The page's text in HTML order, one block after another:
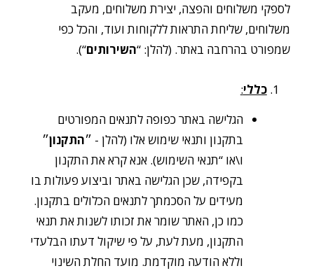
לספקי משלוחים והפצה, יצירת משלוחים, מעקב
משלוחים, שליחת התראות ללקוחות ועוד, והכל כפי
שמפורט בהרחבה באתר. (להלן: “השירותים“).
כללי:
הגלישה באתר כפופה לתנאים המפורטים
בתקנון ותנאי שימוש אלו (להלן - ״התקנון״
ו\או “תנאי השימוש). אנא קרא את התקנון
בקפידה, שכן הגלישה באתר וביצוע פעולות בו
מעידים על הסכמתך לתנאים הכלולים בתקנון.
כמו כן, האתר שומר את זכותו לשנות את תנאי
התקנון, מעת לעת, על פי שיקול דעתו הבלעדי
וללא הודעה מוקדמת. מועד החלת השינוי